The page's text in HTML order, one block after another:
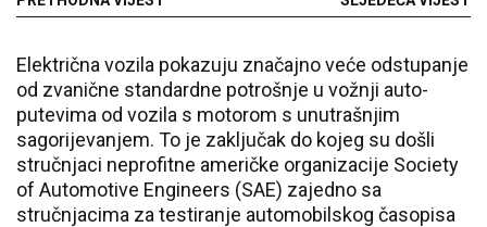
Električna vozila pokazuju značajno veće odstupanje
od zvanične standardne potrošnje u vožnji auto-
putevima od vozila s motorom s unutrašnjim
sagorijevanjem. To je zaključak do kojeg su došli
stručnjaci neprofitne američke organizacije Society
of Automotive Engineers (SAE) zajedno sa
stručnjacima za testiranje automobilskog časopisa